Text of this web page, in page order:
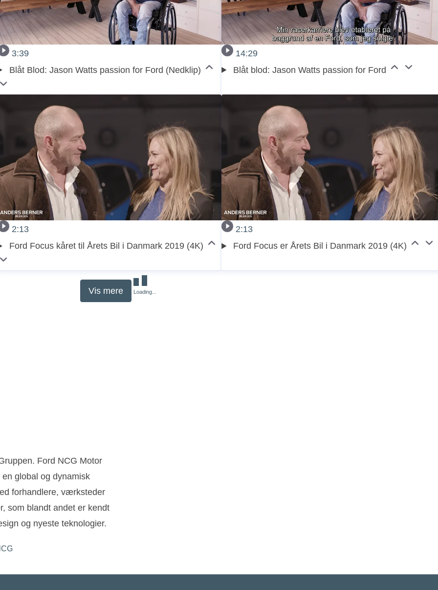
3:39
Blåt Blod: Jason Watts passion for Ford (Nedklip)
14:29
Blåt blod: Jason Watts passion for Ford
2:13
Ford Focus kåret til Årets Bil i Danmark 2019 (4K)
2:13
Ford Focus er Årets Bil i Danmark 2019 (4K)
Vis mere Loading...
Ford NCG Motor
global og dynamisk
forhandlere, værksteder
som blandt andet er kendt
og nyeste teknologier.